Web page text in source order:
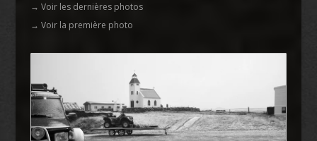
→ Voir les dernières photos
→ Voir la première photo